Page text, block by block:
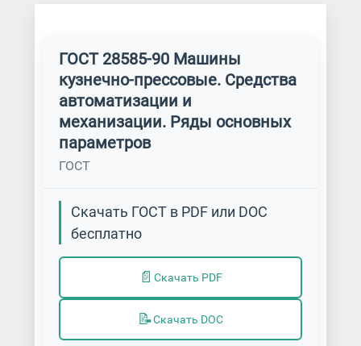
ГОСТ 28585-90 Машины
кузнечно-прессовые. Средства
автоматизации и
механизации. Ряды основных
параметров
ГОСТ
Скачать ГОСТ в PDF или DOC
бесплатно
📄 Скачать PDF
📝Скачать DOC